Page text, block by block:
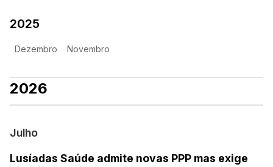
2025
Dezembro Novembro
2026
Julho
Lusíadas Saúde admite novas PPP mas exige